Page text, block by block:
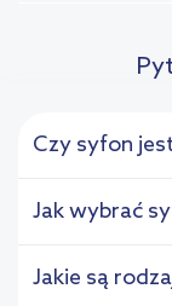
Czy syfon
Jak wybrać
Jakie są